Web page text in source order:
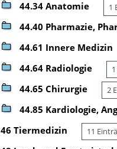
44.34 Anatomie 1
44.40 Pharmazie,
44.61 Innere Medizin
44.64 Radiologie
44.65 Chirurgie 2
44.85 Kardiologie,
46 Tiermedizin 11